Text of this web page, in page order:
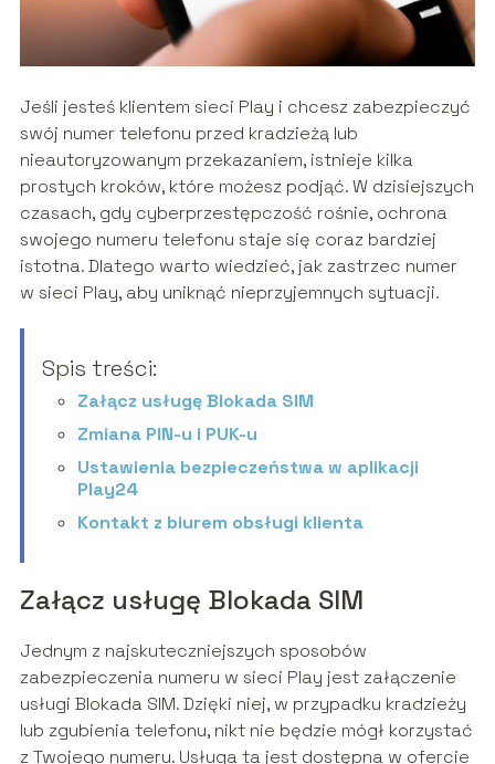
Jeśli jesteś klientem sieci Play i chcesz zabezpieczyć
swój numer telefonu przed kradzieżą lub
nieautoryzowanym przekazaniem, istnieje kilka
prostych kroków, które możesz podjąć. W dzisiejszych
czasach, gdy cyberprzestępczość rośnie, ochrona
swojego numeru telefonu staje się coraz bardziej
istotna. Dlatego warto wiedzieć, jak zastrzec numer
w sieci Play, aby uniknąć nieprzyjemnych sytuacji.
Spis treści:
Załącz usługę Blokada SIM
Zmiana PIN-u i PUK-u
Ustawienia bezpieczeństwa w aplikacji
Play24
Kontakt z biurem obsługi klienta
Załącz usługę Blokada SIM
Jednym z najskuteczniejszych sposobów
zabezpieczenia numeru w sieci Play jest załączenie
usługi Blokada SIM. Dzięki niej, w przypadku kradzieży
lub zgubienia telefonu, nikt nie będzie mógł korzystać
z Twojego numeru. Usługa ta jest dostępna w ofercie